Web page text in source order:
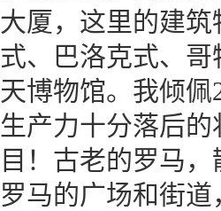
大厦，这里的建
式、巴洛克式、
天博物馆。我倾
生产力十分落后
目！古老的罗马
罗马的广场和街